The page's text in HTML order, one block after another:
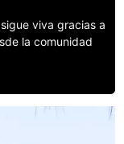
viva gracias a
la comunidad